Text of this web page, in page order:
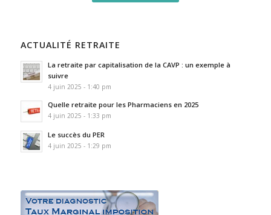
ACTUALITÉ RETRAITE
La retraite par capitalisation de la CAVP : un exemple à
suivre
4 juin 2025 - 1:40 pm
Quelle retraite pour les Pharmaciens en 2025
4 juin 2025 - 1:33 pm
Le succès du PER
4 juin 2025 - 1:29 pm